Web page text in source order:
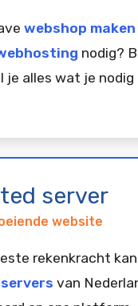
webshop maken
nodig?
je alles wat je nodig
server
website
rekenkracht
van